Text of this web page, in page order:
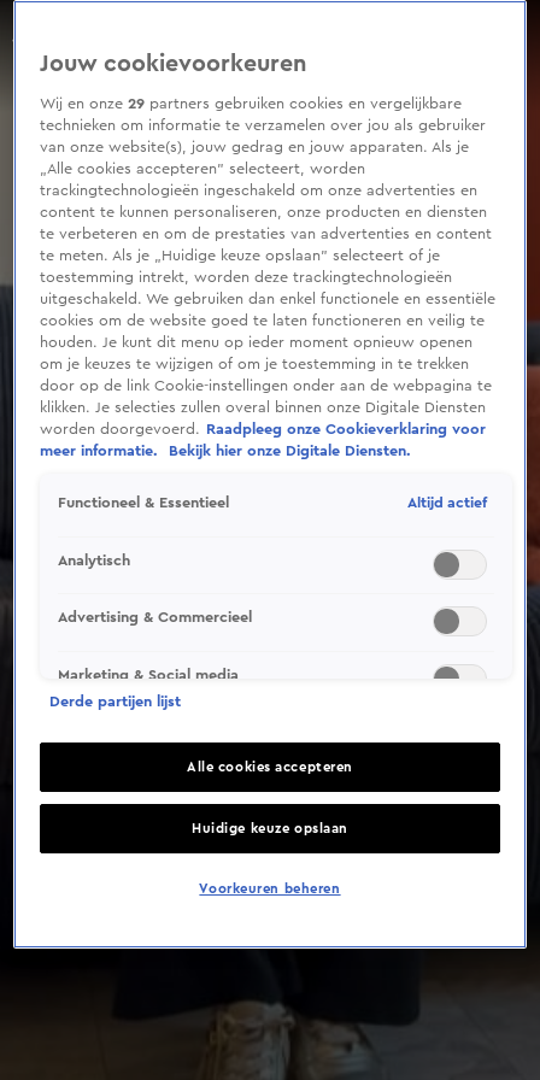
Aflevering 127, Seizoen 2026
of
seconds
Jouw cookievoorkeuren
Wij en onze29 partners gebruiken cookies en vergelijkbare
technieken om informatie te verzamelen over jou als gebruiker
van onze website(s), jouw gedrag en jouw apparaten. Als je
„Alle cookies accepteren” selecteert, worden
trackingtechnologieën ingeschakeld om onze advertenties en
content te kunnen personaliseren, onze producten en diensten
te verbeteren en om de prestaties van advertenties en content
te meten. Als je „Huidige keuze opslaan” selecteert of je
toestemming intrekt, worden deze trackingtechnologieën
uitgeschakeld. We gebruiken dan enkel functionele en essentiële
cookies om de website goed te laten functioneren en veilig te
houden. Je kunt dit menu op ieder moment opnieuw openen
om je keuzes te wijzigen of om je toestemming in te trekken
door op de link Cookie-instellingen onder aan de webpagina te
klikken. Je selecties zullen overal binnen onze Digitale Diensten
worden doorgevoerd.
Raadpleeg onze Cookieverklaring voor
meer informatie.
Bekijk hier onze Digitale Diensten.
Functioneel & Essentieel Altijd actief
Analytisch
Advertising & Commercieel
Marketing & Social media
Derde partijen lijst
Alle cookies accepteren
Huidige keuze opslaan
Voorkeuren beheren